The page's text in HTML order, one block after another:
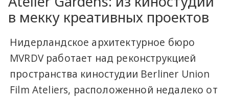
в мекку креативных проектов
Нидерландское архитектурное бюро
MVRDV работает над реконструкцией
пространства киностудии Berliner Union
Film Ateliers, расположенной недалеко от